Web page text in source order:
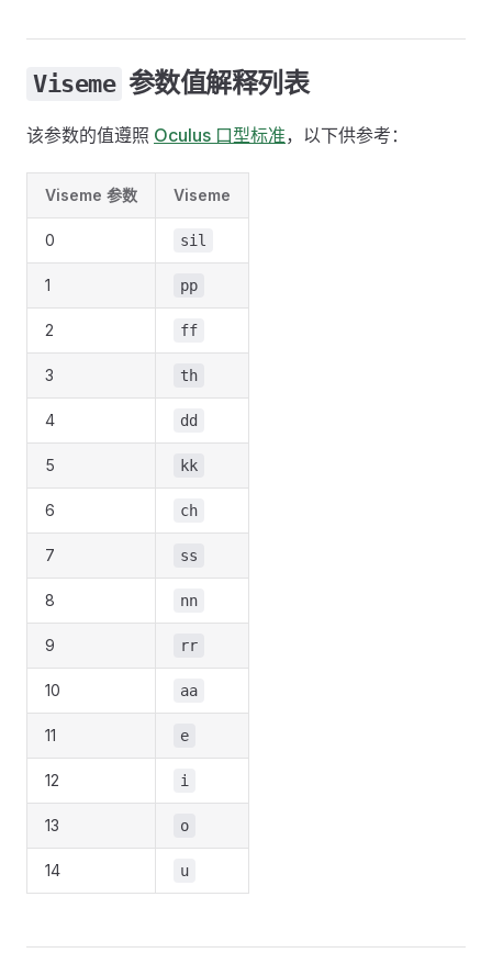
Viseme 参数值解释列表
该参数的值遵照 Oculus 口型标准，以下供参考：
Viseme 参数 Viseme
0 sil
1 pp
2 ff
3 th
4 dd
5 kk
6 ch
7 ss
8 nn
9 rr
10 aa
11 e
12 i
13 o
14 u